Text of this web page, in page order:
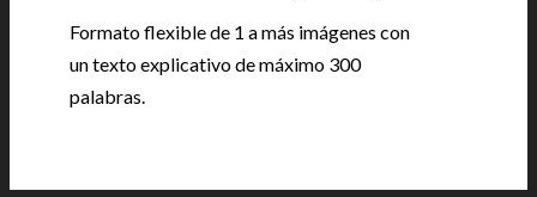
Formato flexible de 1 a más imágenes con
un texto explicativo de máximo 300
palabras.